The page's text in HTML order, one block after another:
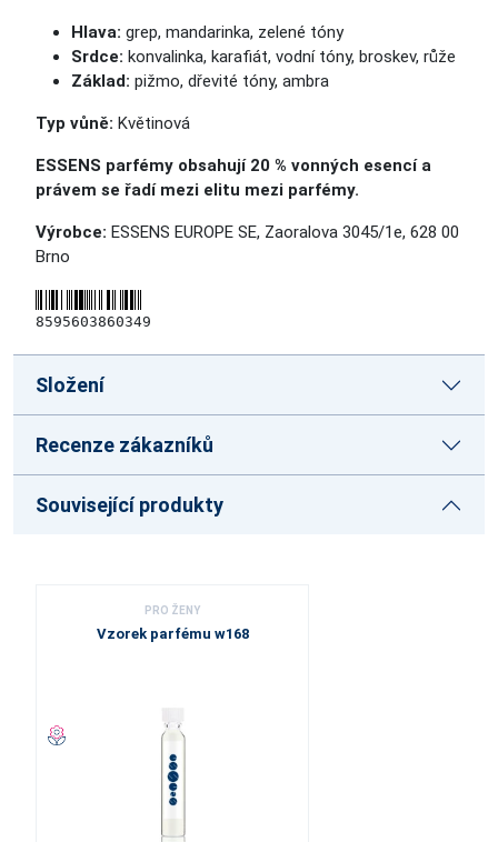
Hlava: grep, mandarinka, zelené tóny
Srdce: konvalinka, karafiát, vodní tóny, broskev, růže
Základ: pižmo, dřevité tóny, ambra
Typ vůně: Květinová
ESSENS parfémy obsahují 20 % vonných esencí a
právem se řadí mezi elitu mezi parfémy.
Výrobce: ESSENS EUROPE SE, Zaoralova 3045/1e, 628 00
Brno
8595603860349
Složení
Recenze zákazníků
Související produkty
PRO ŽENY
Vzorek parfému w168